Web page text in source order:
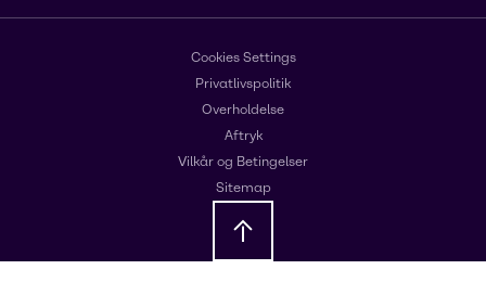
Cookies Settings
Privatlivspolitik
Overholdelse
Aftryk
Vilkår og Betingelser
Sitemap